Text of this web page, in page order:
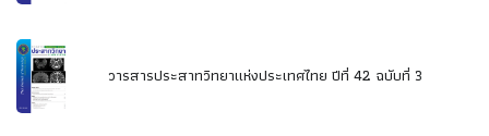
วารสารประสาทวิทยาแห่งประเทศไทย ปีที่ 42 ฉบับที่ 3